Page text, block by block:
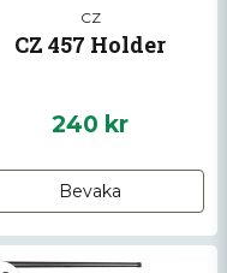
CZ
CZ 457 Holder
240 kr
Bevaka